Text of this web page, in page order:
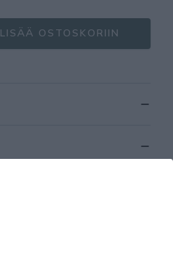
LISÄÄ OSTOSKORIIN